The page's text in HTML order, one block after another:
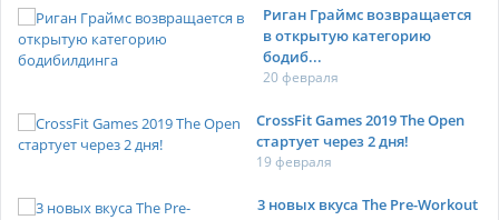
Риган Граймс возвращается
в открытую категорию
бодиб...
20 февраля
CrossFit Games 2019 The Open
стартует через 2 дня!
19 февраля
3 новых вкуса The Pre-Workout